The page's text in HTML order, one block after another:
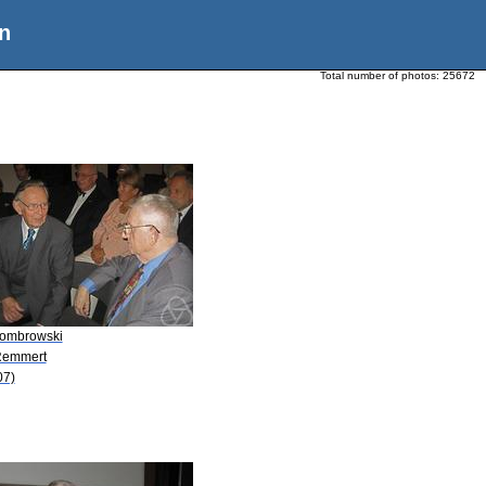
Total number of photos: 25672